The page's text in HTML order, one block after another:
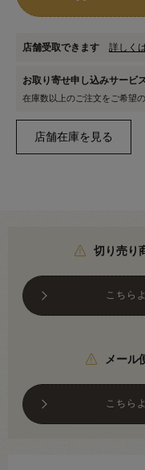
店舗受取できます 詳しく
お取り寄せ申し込みサービ
在庫数以上のご注文をご希望
切り売り
こちら
メール
こちら